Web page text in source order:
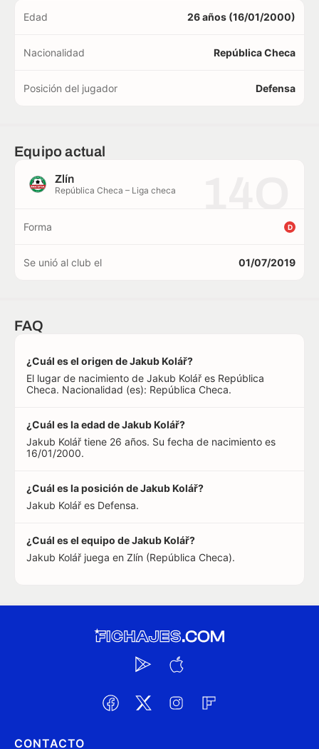
Edad 26 años (16/01/2000)
Nacionalidad República Checa
Posición del jugador Defensa
Equipo actual
Zlín
República Checa – Liga checa
Forma D
Se unió al club el 01/07/2019
FAQ
¿Cuál es el origen de Jakub Kolář?
El lugar de nacimiento de Jakub Kolář es República
Checa. Nacionalidad (es): República Checa.
¿Cuál es la edad de Jakub Kolář?
Jakub Kolář tiene 26 años. Su fecha de nacimiento es
16/01/2000.
¿Cuál es la posición de Jakub Kolář?
Jakub Kolář es Defensa.
¿Cuál es el equipo de Jakub Kolář?
Jakub Kolář juega en Zlín (República Checa).
CONTACTO